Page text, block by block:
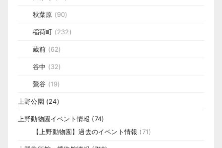
秋葉原 (90)
稲荷町 (232)
蔵前 (62)
谷中 (32)
鶯谷 (19)
上野公園 (24)
上野動物園イベント情報 (74)
【上野動物園】過去のイベント情報 (71)